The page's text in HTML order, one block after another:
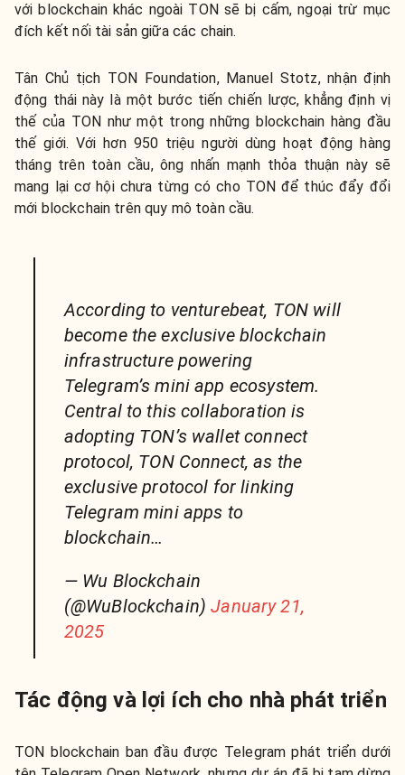
với blockchain khác ngoài TON sẽ bị cấm, ngoại trừ mục
đích kết nối tài sản giữa các chain.
Tân Chủ tịch TON Foundation, Manuel Stotz, nhận định
động thái này là một bước tiến chiến lược, khẳng định vị
thế của TON như một trong những blockchain hàng đầu
thế giới. Với hơn 950 triệu người dùng hoạt động hàng
tháng trên toàn cầu, ông nhấn mạnh thỏa thuận này sẽ
mang lại cơ hội chưa từng có cho TON để thúc đẩy đổi
mới blockchain trên quy mô toàn cầu.
According to venturebeat, TON will
become the exclusive blockchain
infrastructure powering
Telegram’s mini app ecosystem.
Central to this collaboration is
adopting TON’s wallet connect
protocol, TON Connect, as the
exclusive protocol for linking
Telegram mini apps to
blockchain…
— Wu Blockchain
(@WuBlockchain)January 21,
2025
Tác động và lợi ích cho nhà phát triển
TON blockchain ban đầu được Telegram phát triển dưới